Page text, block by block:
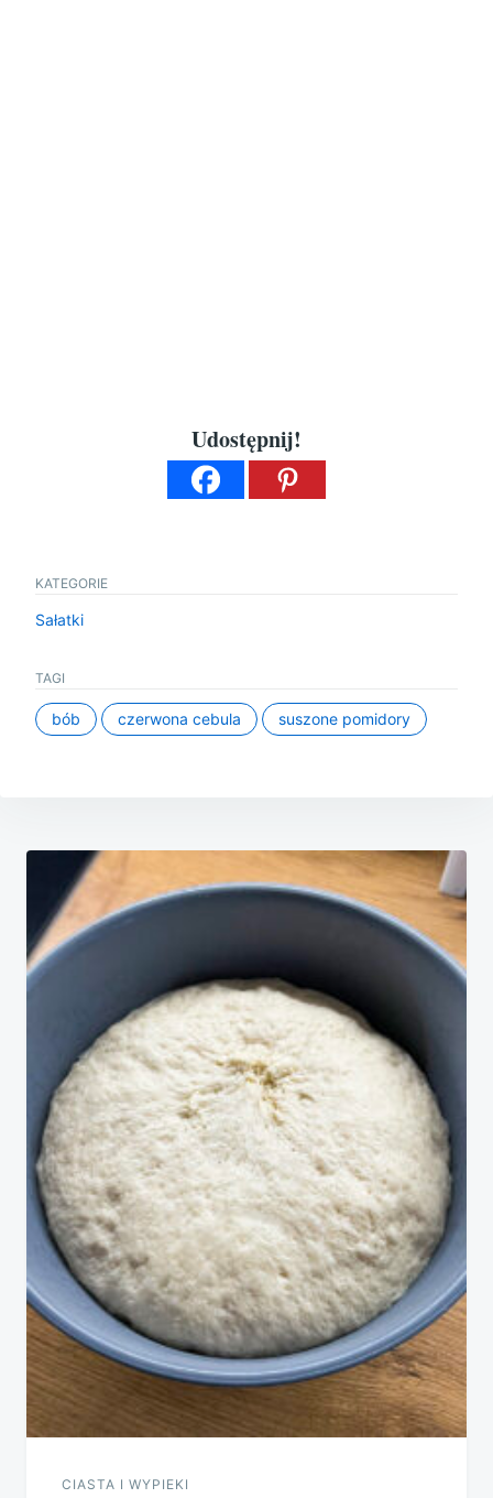
Udostępnij!
KATEGORIE
Sałatki
TAGI
bób czerwona cebula suszone pomidory
Nawigacja
wpisu
CIASTA I WYPIEKI